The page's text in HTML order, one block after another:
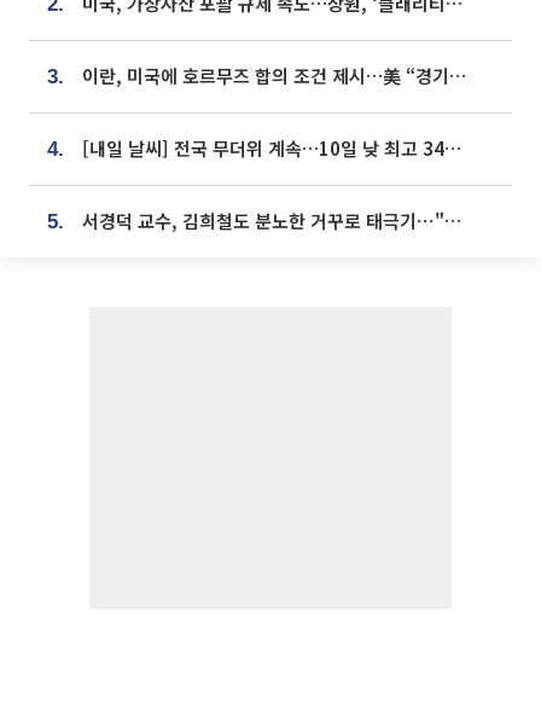
3. 이란, 미국에 호르무즈 합의 조건 제시…美 “경기 아직 안 끝나” [종합]
4. [내일 날씨] 전국 무더위 계속…10일 낮 최고 34도 육박
5. 서경덕 교수, 김희철도 분노한 거꾸로 태극기⋯"엉터리는 아냐, 아쉬울 뿐"